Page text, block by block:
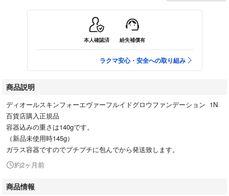
本人確認済 紛失補償有
ラクマ安心・安全への取り組み
商品説明
ディオールスキンフォーエヴァーフルイドグロウファンデーション 1N
百貨店購入正規品
容器込みの重さは140gです。
（新品未使用時145g）
ガラス容器ですのでプチプチに包んでから発送致します。
約2ヶ月前
商品情報